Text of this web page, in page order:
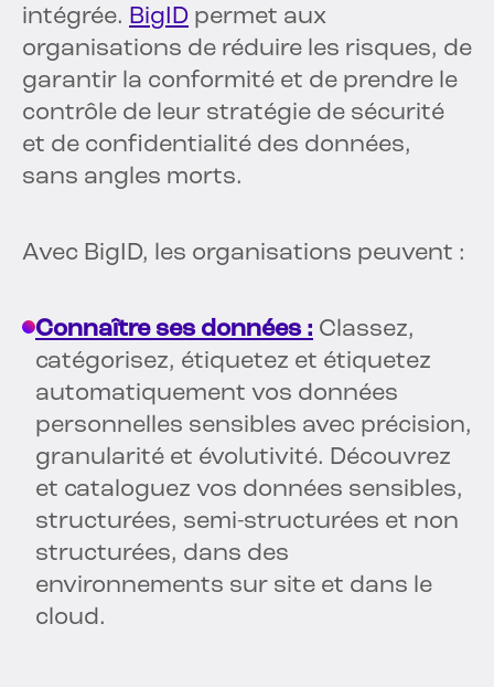
intégrée. BigID permet aux
organisations de réduire les risques, de
garantir la conformité et de prendre le
contrôle de leur stratégie de sécurité
et de confidentialité des données,
sans angles morts.
Avec BigID, les organisations peuvent :
Connaître ses données : Classez,
catégorisez, étiquetez et étiquetez
automatiquement vos données
personnelles sensibles avec précision,
granularité et évolutivité. Découvrez
et cataloguez vos données sensibles,
structurées, semi-structurées et non
structurées, dans des
environnements sur site et dans le
cloud.